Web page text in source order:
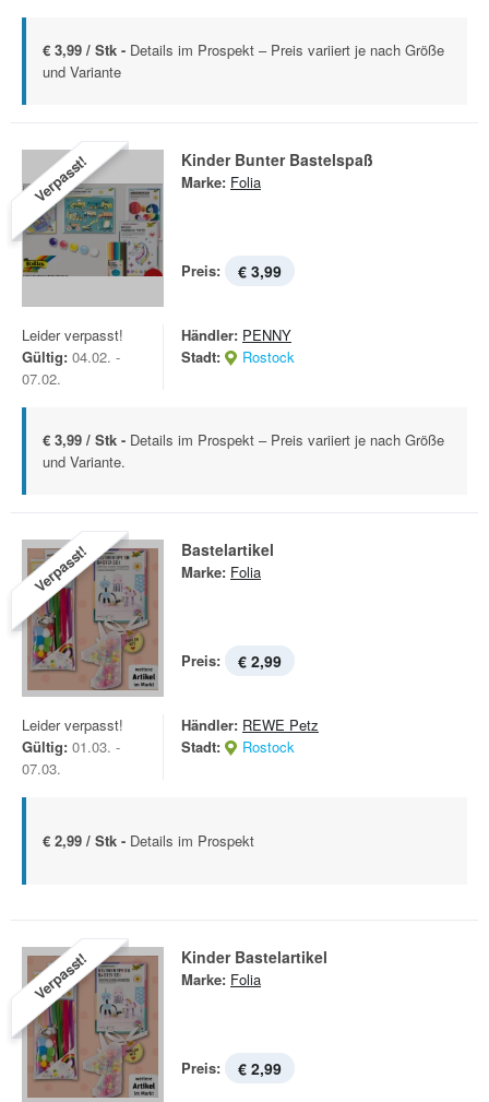
€ 3,99 / Stk - Details im Prospekt – Preis variiert je nach Größe
und Variante
Verpasst! Kinder Bunter Bastelspaß
Marke: Folia
Preis: € 3,99
Leider verpasst!
Gültig: 04.02. -
07.02.
Händler: PENNY
Stadt:
Rostock
€ 3,99 / Stk - Details im Prospekt – Preis variiert je nach Größe
und Variante.
Verpasst! Bastelartikel
Marke: Folia
Preis: € 2,99
Leider verpasst!
Gültig: 01.03. -
07.03.
Händler: REWE Petz
Stadt:
Rostock
€ 2,99 / Stk - Details im Prospekt
Verpasst! Kinder Bastelartikel
Marke: Folia
Preis: € 2,99